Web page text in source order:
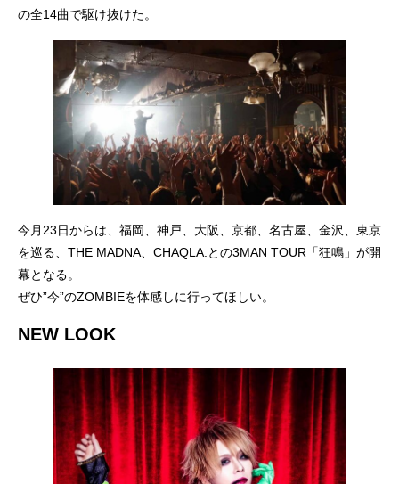
の全14曲で駆け抜けた。
今月23日からは、福岡、神戸、大阪、京都、名古屋、金沢、東京
を巡る、THE MADNA、CHAQLA.との3MAN TOUR「狂鳴」が開
幕となる。
ぜひ”今”のZOMBIEを体感しに行ってほしい。
NEW LOOK